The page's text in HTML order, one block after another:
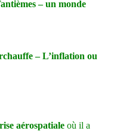
– un monde
– L’inflation ou
aérospatiale où il a